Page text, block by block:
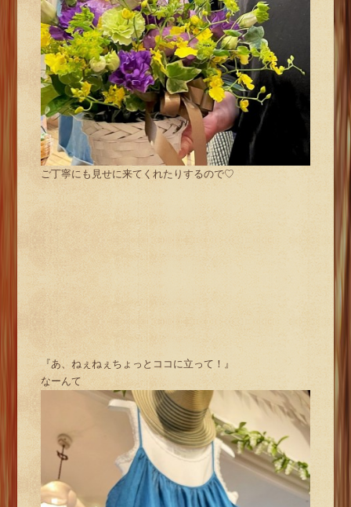
ご丁寧にも見せに来てくれたりするので♡
『あ、ねぇねぇちょっとココに立って！』
なーんて